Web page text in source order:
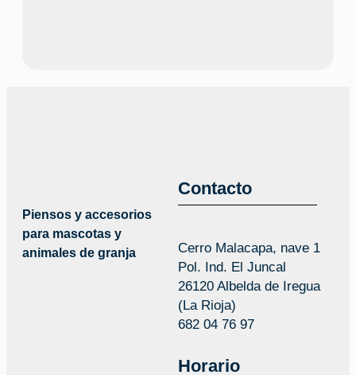
Piensos y accesorios
para mascotas y
animales de granja
Contacto
Cerro Malacapa, nave 1
Pol. Ind. El Juncal
26120 Albelda de Iregua
(La Rioja)
682 04 76 97
Horario